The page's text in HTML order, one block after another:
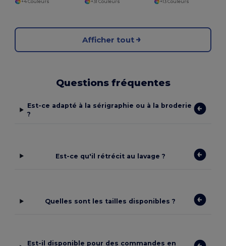
+4 Couleurs
+31 Couleurs
+13 Couleurs
Afficher tout
Questions fréquentes
Est-ce adapté à la sérigraphie ou à la broderie
?
Est-ce qu'il rétrécit au lavage ?
Quelles sont les tailles disponibles ?
Est-il disponible pour des commandes en